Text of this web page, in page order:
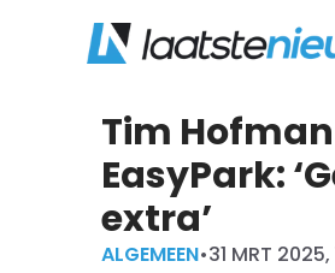
Tim
EasyPark:
extra’
ALGEMEEN•31 MRT 2025,